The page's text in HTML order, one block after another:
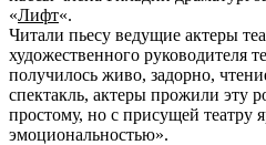
«Лифт«.
Читали пьесу ведущие актеры
художественного руководителя
получилось живо, задорно,
спектакль, актеры прожили эту
простому, но с присущей театру
эмоциональностью».